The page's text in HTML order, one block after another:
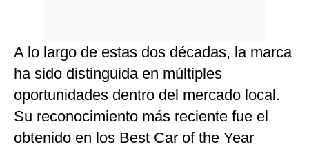
A lo largo de estas dos décadas, la marca
ha sido distinguida en múltiples
oportunidades dentro del mercado local.
Su reconocimiento más reciente fue el
obtenido en los Best Car of the Year